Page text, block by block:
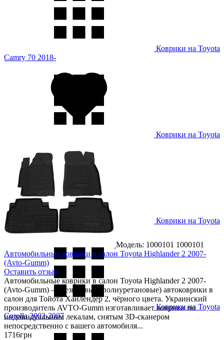
Коврики на Toyota
Camry 70 2018-
Коврики на Toyota
Коврики на Toyota
Camry VX60 2014- USA
Коврики на Toyota
Corolla 2002-2007
Модель: 1000101 1000101
Автомобильные коврики в салон Toyota Highlander 2 2007-
(Avto-Gumm)
Оставить отзыв
Автомобильные коврики в салон Toyota Highlander 2 2007-
(Avto-Gumm) — резиновые (полиуретановые) автоковрики в
салон для Тойота Хайлендер 2, чёрного цвета. Украинский
производитель AVTO-Gumm изготавливает коврики по
индивидуальным лекалам, снятым 3D-сканером
непосредственно с вашего автомобиля...
1716грн